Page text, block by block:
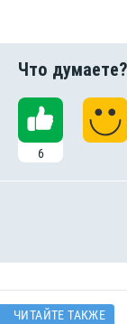
6
ЧИТАЙТЕ ТАКЖЕ